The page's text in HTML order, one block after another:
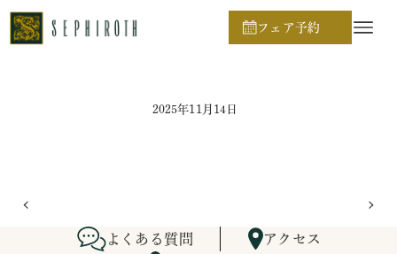
フェア予約
ホーム
2025年11月14日
よくある質問
アクセス